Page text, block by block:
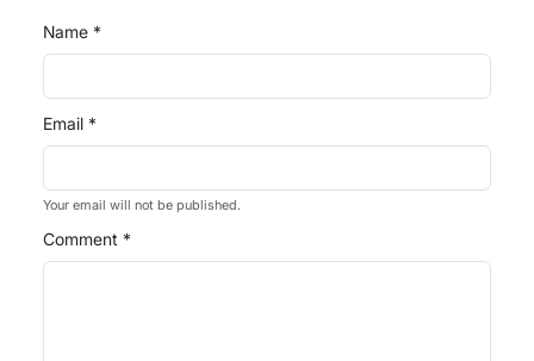
Name *
Email *
Your email will not be published.
Comment *